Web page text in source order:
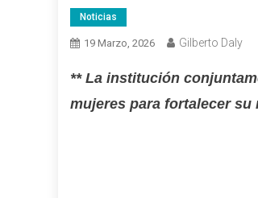
Noticias
19 Marzo, 2026 Gilberto Daly
** La institución
mujeres para fortalecer